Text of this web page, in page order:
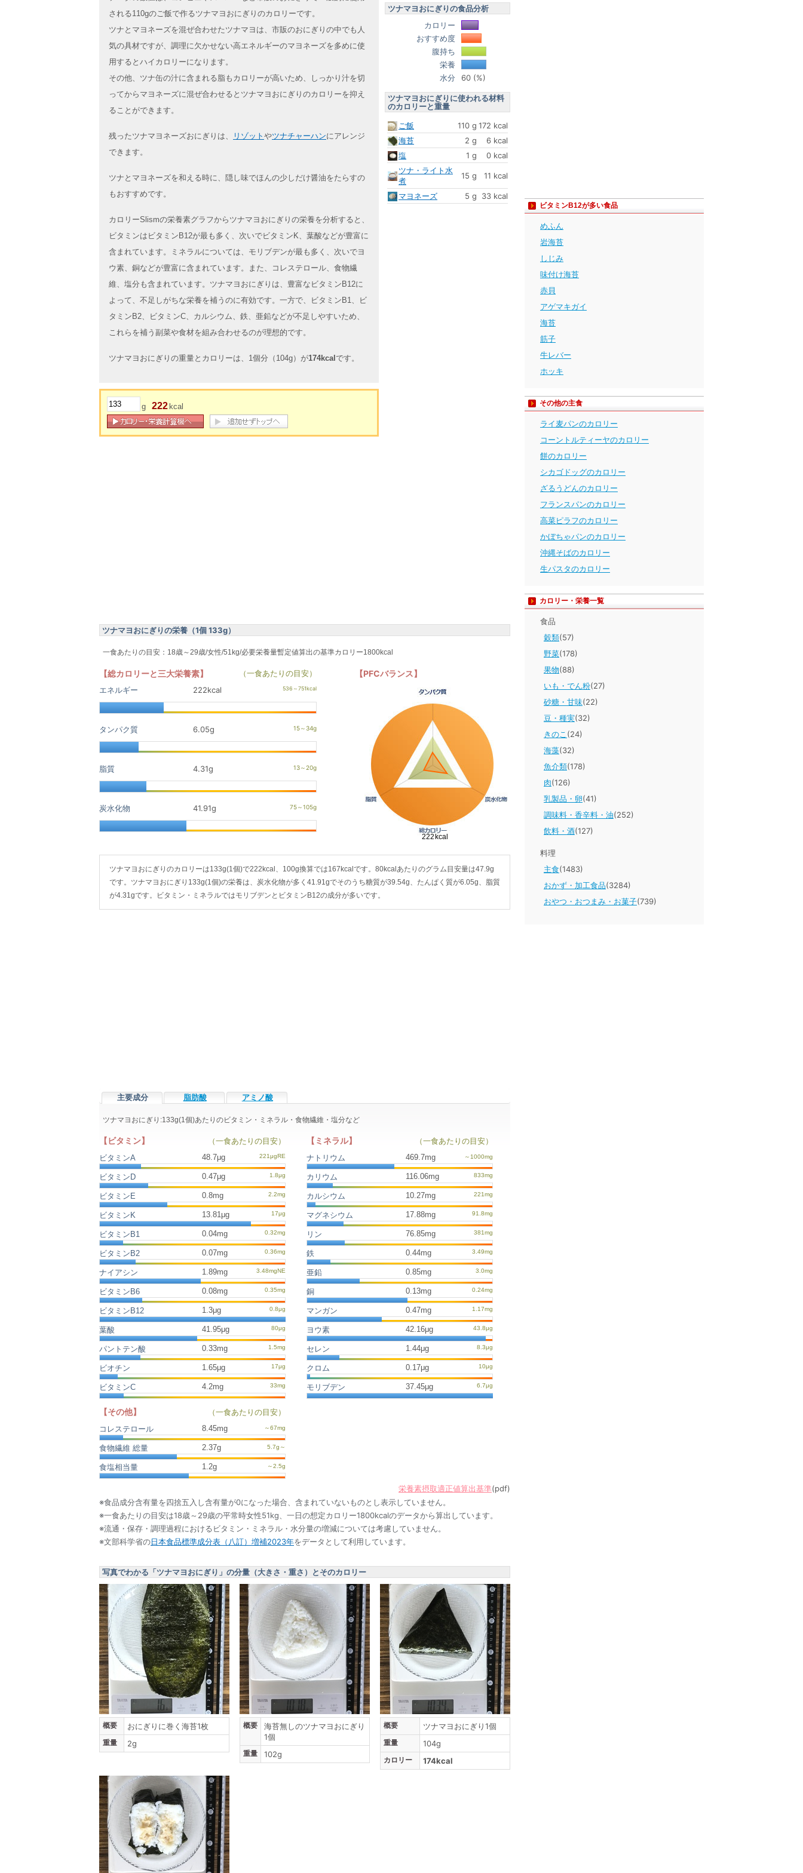
される110gのご飯で作るツナマヨおにぎりのカロリーです。
ツナとマヨネーズを混ぜ合わせたツナマヨは、市販のおにぎりの中でも人
気の具材ですが、調理に欠かせない高エネルギーのマヨネーズを多めに使
用するとハイカロリーになります。
その他、ツナ缶の汁に含まれる脂もカロリーが高いため、しっかり汁を切
ってからマヨネーズに混ぜ合わせるとツナマヨおにぎりのカロリーを抑え
ることができます。
残ったツナマヨネーズおにぎりは、 リゾット やツナチャーハンにアレンジ
できます。
ツナとマヨネーズを和える時に、隠し味でほんの少しだけ醤油をたらすの
もおすすめです。
カロリーSlismの栄養素グラフからツナマヨおにぎりの栄養を分析すると、
ビタミンはビタミンB12が最も多く、次いでビタミンK、葉酸などが豊富に
含まれています。ミネラルについては、モリブデンが最も多く、次いでヨ
ウ素、銅などが豊富に含まれています。また、コレステロール、食物繊
維、塩分も含まれています。ツナマヨおにぎりは、豊富なビタミンB12に
よって、不足しがちな栄養を補うのに有効です。一方で、ビタミンB1、ビ
タミンB2、ビタミンC、カルシウム、鉄、亜鉛などが不足しやすいため、
これらを補う副菜や食材を組み合わせるのが理想的です。
ツナマヨおにぎりの重量とカロリーは、1個分（104g）が174kcal です。
g 222 kcal
ツナマヨおにぎりの食品分析
カロリー
おすすめ度
腹持ち
栄養
水分
60 (%)
ツナマヨおにぎりに使われる材料
のカロリーと重量
ご飯
110 g 172 kcal
海苔
2 g
6 kcal
塩
1 g
0 kcal
ツナ・ライト水
煮
15 g 11 kcal
マヨネーズ 5 g 33 kcal
ツナマヨおにぎりの栄養（1個 133g）
一食あたりの目安：18歳～29歳/女性/51kg/必要栄養量暫定値算出の基準カロリー1800kcal
【総カロリーと三大栄養素】
（一食あたりの目安）
エネルギー
222kcal
タンパク質 6.05g
脂質 4.31g
炭水化物 41.91g
【PFCバランス】
ツナマヨおにぎりのカロリーは133g(1個)で222kcal、100g換算では167kcalです。80kcalあたりのグラム目安量は47.9g
です。ツナマヨおにぎり133g(1個)の栄養は、炭水化物が多く41.91gでそのうち糖質が39.54g、たんぱく質が6.05g、脂質
が4.31gです。ビタミン・ミネラルではモリブデンとビタミンB12の成分が多いです。
主要成分 脂肪酸 アミノ酸
ツナマヨおにぎり:133g(1個)あたりのビタミン・ミネラル・食物繊維・塩分など
【ビタミン】
（一食あたりの目安）
ビタミンA
48.7μg
ビタミンD 0.47μg
ビタミンE 0.8mg
ビタミンK 13.81μg
ビタミンB1 0.04mg
ビタミンB2 0.07mg
ナイアシン 1.89mg
ビタミンB6 0.08mg
ビタミンB12 1.3μg
葉酸 41.95μg
パントテン酸 0.33mg
ビオチン 1.65μg
ビタミンC 4.2mg
【ミネラル】
（一食あたりの目安）
ナトリウム
469.7mg
カリウム 116.06mg
カルシウム 10.27mg
マグネシウム 17.88mg
リン 76.85mg
鉄 0.44mg
亜鉛 0.85mg
銅 0.13mg
マンガン 0.47mg
ヨウ素 42.16μg
セレン 1.44μg
クロム 0.17μg
モリブデン 37.45μg
【その他】
（一食あたりの目安）
コレステロール
8.45mg
食物繊維 総量 2.37g
食塩相当量 1.2g
栄養素摂取適正値算出基準(pdf)
※食品成分含有量を四捨五入し含有量が0になった場合、含まれていないものとし表示していません。
※一食あたりの目安は18歳～29歳の平常時女性51kg、一日の想定カロリー1800kcalのデータから算出しています。
※流通・保存・調理過程におけるビタミン・ミネラル・水分量の増減については考慮していません。
※文部科学省の日本食品標準成分表（八訂）増補2023年をデータとして利用しています。
写真でわかる「ツナマヨおにぎり」の分量（大きさ・重さ）とそのカロリー
概要 おにぎりに巻く海苔1枚
重量 2g
概要
海苔無しのツナマヨおにぎり
1個
重量 102g
概要 ツナマヨおにぎり1個
重量 104g
カロリー 174kcal
ビタミンB12が多い食品
めふん
岩海苔
しじみ
味付け海苔
赤貝
アゲマキガイ
海苔
筋子
牛レバー
ホッキ
その他の主食
ライ麦パンのカロリー
コーントルティーヤのカロリー
餅のカロリー
シカゴドッグのカロリー
ざるうどんのカロリー
フランスパンのカロリー
高菜ピラフのカロリー
かぼちゃパンのカロリー
沖縄そばのカロリー
生パスタのカロリー
カロリー・栄養一覧
食品
穀類(57)
野菜(178)
果物(88)
いも・でん粉(27)
砂糖・甘味(22)
豆・種実(32)
きのこ (24)
海藻(32)
魚介類(178)
肉(126)
乳製品・卵(41)
調味料・香辛料・油(252)
飲料・酒(127)
料理
主食(1483)
おかず・加工食品(3284)
おやつ・おつまみ・お菓子(739)